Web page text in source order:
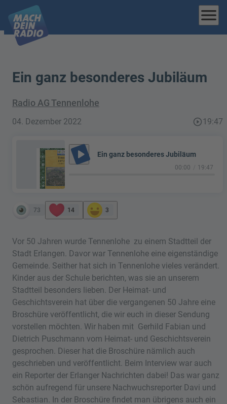
menu
Ein ganz besonderes Jubiläum
Radio AG Tennenlohe
04. Dezember 2022 play_circle_outline19:47
play_arrow Ein ganz besonderes Jubiläum
00:00 19:47
73 14 3
Vor 50 Jahren wurde Tennenlohe zu einem Stadtteil der
Stadt Erlangen. Davor war Tennenlohe eine eigenständige
Gemeinde. Seither hat sich in Tennenlohe vieles verändert.
Kinder aus der Schule berichten, was sie an unserem
Stadtteil besonders lieben. Der Heimat- und
Geschichtsverein hat über die vergangenen 50 Jahre eine
Broschüre veröffentlicht, die wir euch in dieser Sendung
vorstellen möchten. Wir haben mit Gerhild Fabian und
Dietrich Puschmann vom Heimat- und Geschichtsverein
gesprochen. Dieser hat die Broschüre nämlich auch
geschrieben und veröffentlicht. Beim Interview war auch
ein Reporter der Erlanger Nachrichten dabei! Das war ganz
schön aufregend für unsere Nachwuchsreporter Davi und
Sebastian. In der Broschüre findet man übrigens auch ein